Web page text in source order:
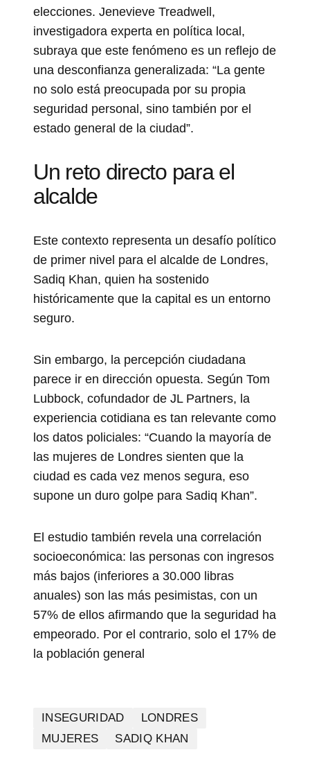
elecciones. Jenevieve Treadwell,
investigadora experta en política local,
subraya que este fenómeno es un reflejo de
una desconfianza generalizada: “La gente
no solo está preocupada por su propia
seguridad personal, sino también por el
estado general de la ciudad”.
Un reto directo para el
alcalde
Este contexto representa un desafío político
de primer nivel para el alcalde de Londres,
Sadiq Khan, quien ha sostenido
históricamente que la capital es un entorno
seguro.
Sin embargo, la percepción ciudadana
parece ir en dirección opuesta. Según Tom
Lubbock, cofundador de JL Partners, la
experiencia cotidiana es tan relevante como
los datos policiales: “Cuando la mayoría de
las mujeres de Londres sienten que la
ciudad es cada vez menos segura, eso
supone un duro golpe para Sadiq Khan”.
El estudio también revela una correlación
socioeconómica: las personas con ingresos
más bajos (inferiores a 30.000 libras
anuales) son las más pesimistas, con un
57% de ellos afirmando que la seguridad ha
empeorado. Por el contrario, solo el 17% de
la población general
INSEGURIDAD
LONDRES
MUJERES
SADIQ KHAN